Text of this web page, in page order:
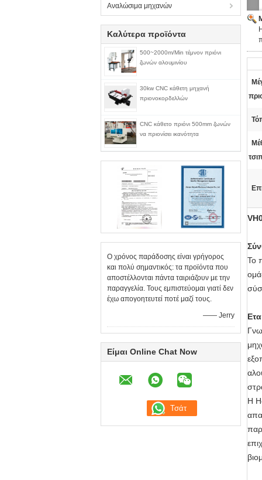
Αναλώσιμα μηχανών
Καλύτερα προϊόντα
500~2000m/Min τέμνον πριόνι
ζωνών αλουμινίου
30kw CNC κάθετη μηχανή
πριονοκορδελλών
CNC κάθετο πριόνι 500mm ζωνών
να πριονίσει ικανότητα
Ο χρόνος παράδοσης είναι γρήγορος
και πολύ σημαντικός: τα προϊόντα που
αποστέλλονται πάντα ταιριάζουν με την
παραγγελία. Τους εμπιστεύομαι γιατί δεν
έχω απογοητευτεί ποτέ μαζί τους.
—— Jerry
Είμαι Online Chat Now
Το
Η